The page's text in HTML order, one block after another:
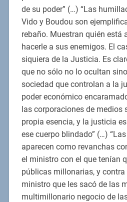
de su poder” (…) “Las
Vido y Boudou son
rebaño. Muestran quién está
hacerle a sus enemigos. El
siquiera de la Justicia. Es
que no sólo no lo ocultan
sociedad que controlan a la
poder económico
las corporaciones de medios
propia esencia, y la justicia
ese cuerpo blindado” (…)
aparecen como revanchas
el ministro con el que tenían
públicas millonarias, y contra
ministro que les sacó de las
multimillonario negocio de